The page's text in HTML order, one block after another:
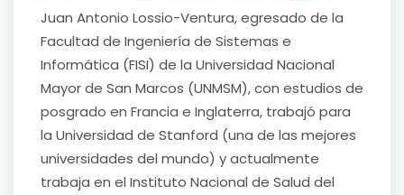
Juan Antonio Lossio-Ventura, egresado de la
Facultad de Ingeniería de Sistemas e
Informática (FISI) de la Universidad Nacional
Mayor de San Marcos (UNMSM), con estudios de
posgrado en Francia e Inglaterra, trabajó para
la Universidad de Stanford (una de las mejores
universidades del mundo) y actualmente
trabaja en el Instituto Nacional de Salud del